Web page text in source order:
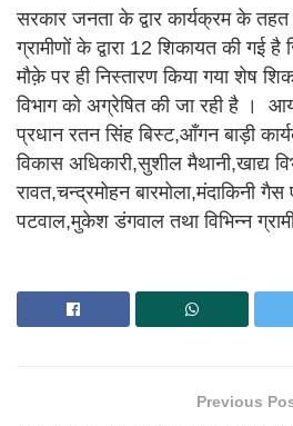
सरकार जनता के द्वार कार्यक्रम के
ग्रामीणों के द्वारा 12 शिकायत की गई
मौक़े पर ही निस्तारण किया गया शेष
विभाग को अग्रेषित की जा रही है ।
प्रधान रतन सिंह बिस्ट,आँगन बाड़ी
विकास अधिकारी,सुशील मैथानी,खाद्य
रावत,चन्द्रमोहन बारमोला,मंदाकिनी
पटवाल,मुकेश डंगवाल तथा विभिन्न
Previous